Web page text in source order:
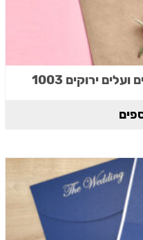
ירוקים 1003